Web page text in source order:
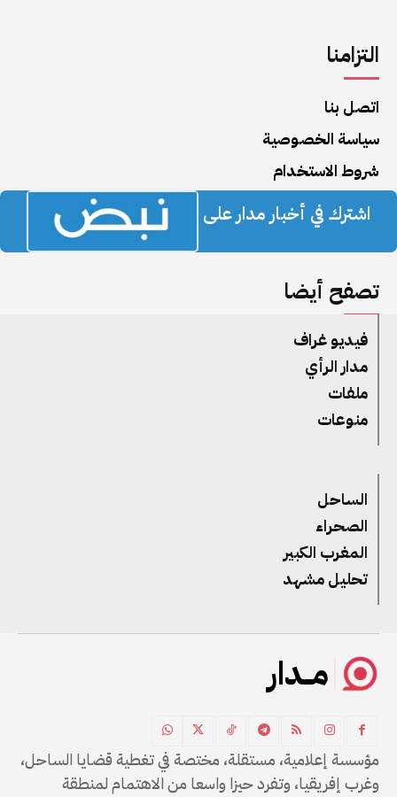
التزامنا
اتصل بنا
سياسة الخصوصية
شروط الاستخدام
اشترك في أخبار مدار على
تصفح أيضا
فيديو غراف
مدار الرأي
ملفات
منوعات
الساحل
الصحراء
المغرب الكبير
تحليل مشهد
مــدار
مؤسسة إعلامية، مستقلة، مختصة في تغطية قضايا الساحل،
وغرب إفريقيا، وتفرد حيزا واسعا من الاهتمام لمنطقة